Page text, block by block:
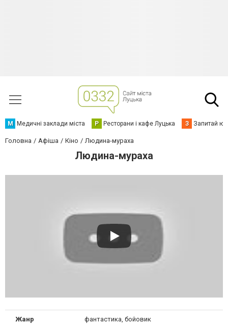
М Медичні заклади міста Р Ресторани і кафе Луцька З Запитай
Головна Афіша Кіно Людина-мураха
Людина-мураха
Жанр фантастика, бойовик